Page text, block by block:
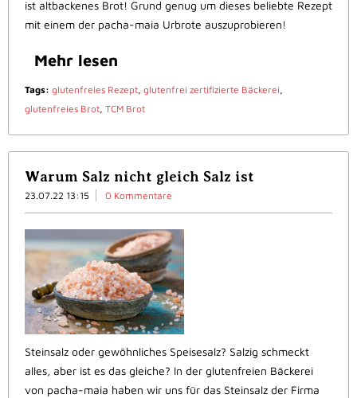
ist altbackenes Brot! Grund genug um dieses beliebte Rezept
mit einem der pacha-maia Urbrote auszuprobieren!
Mehr lesen
Tags: glutenfreies Rezept, glutenfrei zertifizierte Bäckerei,
glutenfreies Brot, TCM Brot
Warum Salz nicht gleich Salz ist
23.07.22 13:15 0 Kommentare
Steinsalz oder gewöhnliches Speisesalz? Salzig schmeckt
alles, aber ist es das gleiche? In der glutenfreien Bäckerei
von pacha-maia haben wir uns für das Steinsalz der Firma